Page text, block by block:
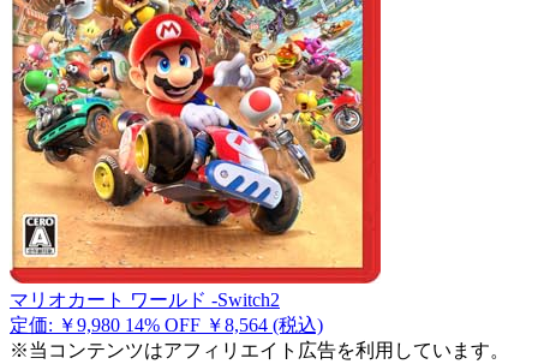
マリオカート ワールド -Switch2
定価: ￥9,980 14% OFF ￥8,564 (税込)
※当コンテンツはアフィリエイト広告を利用しています。